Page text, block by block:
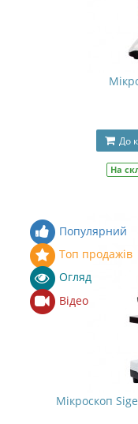
До
На
Популярний
Топ продажів
Огляд
Відео
Мікроскоп